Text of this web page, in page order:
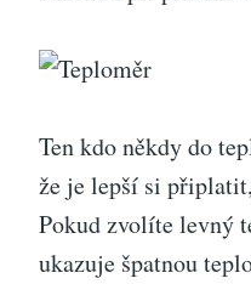
Ten kdo někdy do
že je lepší si
Pokud zvolíte levný
ukazuje špatnou